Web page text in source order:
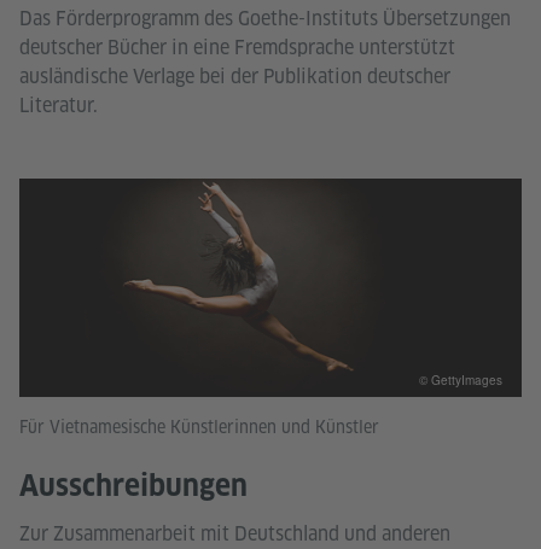
Das Förderprogramm des Goethe-Instituts Übersetzungen
deutscher Bücher in eine Fremdsprache unterstützt
ausländische Verlage bei der Publikation deutscher
Literatur.
Für Vietnamesische Künstlerinnen und Künstler
Ausschreibungen
Zur Zusammenarbeit mit Deutschland und anderen
© GettyImages